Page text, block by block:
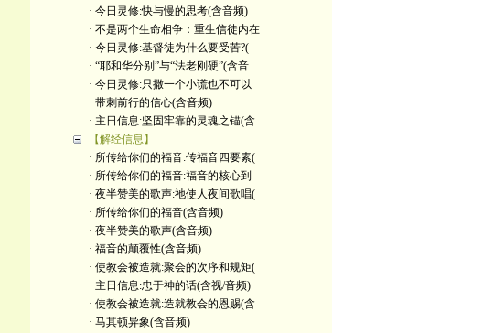
· 今日灵修:快与慢的思考(含音频)
· 不是两个生命相争：重生信徒内在
· 今日灵修:基督徒为什么要受苦?(
· “耶和华分别”与“法老刚硬”(含音
· 今日灵修:只撒一个小谎也不可以
· 带刺前行的信心(含音频)
· 主日信息:坚固牢靠的灵魂之锚(含
【解经信息】
· 所传给你们的福音:传福音四要素(
· 所传给你们的福音:福音的核心到
· 夜半赞美的歌声:祂使人夜间歌唱(
· 所传给你们的福音(含音频)
· 夜半赞美的歌声(含音频)
· 福音的颠覆性(含音频)
· 使教会被造就:聚会的次序和规矩(
· 主日信息:忠于神的话(含视/音频)
· 使教会被造就:造就教会的恩赐(含
· 马其顿异象(含音频)